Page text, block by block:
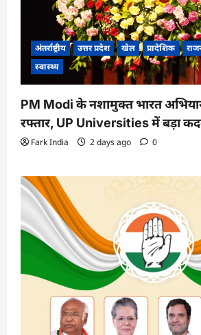
अंतर्राष्ट्रीय उत्तर प्रदेश खेल प्रादेशिक
स्वास्थ्य
PM Modi के नशामुक्त भारत
रफ्तार, UP Universities में बड़ा
Fark India 2 days ago 0